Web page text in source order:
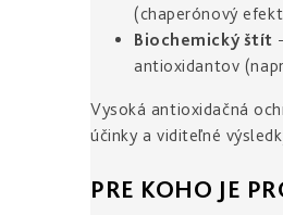
(chaperónový
Biochemický štít
antioxidantov
Vysoká antioxidačná
účinky a viditeľné
PRE KOHO JE